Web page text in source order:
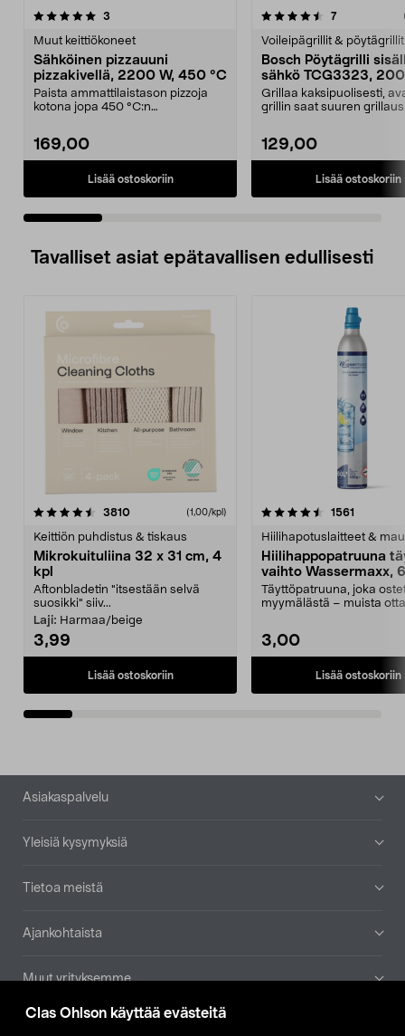
Clas Ohlson käyttää evästeitä
3
Muut keittiökoneet
Sähköinen pizzauuni
pizzakivellä, 2200 W, 450 °C
Paista ammattilaistason pizzoja
kotona jopa 450 °C:n
169,00
Lisää ostoskoriin
4.5 viidestä
7arvostelut
Voileipägrillit & pöytägrillit
Bosch Pöytägrilli
sähkö TCG3323,
Grillaa kaksipuolisesti,
grillin saat suuren
129,00
Lisää ostoskoriin
4.0 viidestä
Tavalliset asiat epätavallisen edullisesti
3810arvostelut (1,00/kpl)
Keittiön puhdistus & tiskaus
Mikrokuituliina 32 x 31 cm, 4
kpl
Aftonbladetin "itsestään selvä
suosikki" siiv...
Laji: Harmaa/beige
3,99
Lisää ostoskoriin
4.5viidestä
1561
Hiilihapotuslaitteet &
Hiilihappopatruuna
vaihto Wassermaxx,
Täyttöpatruuna, joka
myymälästä – muista
3,00
Lisää ostoskoriin
4.5viidestä
Alatunniste
Asiakaspalvelu
Yleisiä kysymyksiä
Tietoa meistä
Ajankohtaista
Muut yrityksemme
Etsi myymälä